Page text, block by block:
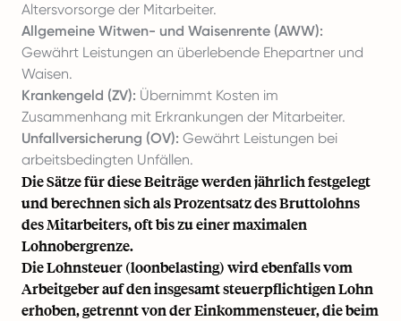
Altersvorsorge der Mitarbeiter.
Allgemeine Witwen- und Waisenrente (AWW):
Gewährt Leistungen an überlebende Ehepartner und
Waisen.
Krankengeld (ZV): Übernimmt Kosten im
Zusammenhang mit Erkrankungen der Mitarbeiter.
Unfallversicherung (OV): Gewährt Leistungen bei
arbeitsbedingten Unfällen.
Die Sätze für diese Beiträge werden jährlich festgelegt
und berechnen sich als Prozentsatz des Bruttolohns
des Mitarbeiters, oft bis zu einer maximalen
Lohnobergrenze.
Die Lohnsteuer (loonbelasting) wird ebenfalls vom
Arbeitgeber auf den insgesamt steuerpflichtigen Lohn
erhoben, getrennt von der Einkommensteuer, die beim